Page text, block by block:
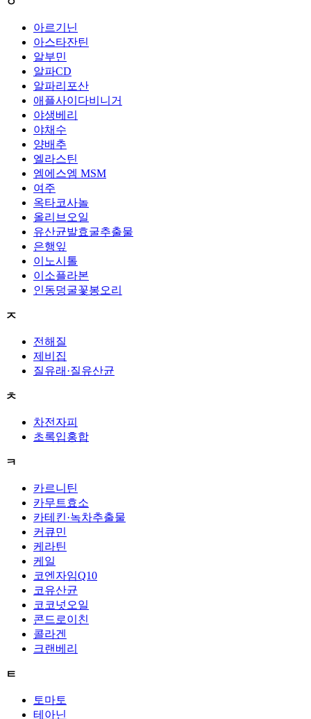
아르기닌
아스타잔틴
알부민
알파CD
알파리포산
애플사이다비니거
야생베리
야채수
양배추
엘라스틴
엠에스엠 MSM
여주
옥타코사놀
올리브오일
유산균발효굴추출물
은행잎
이노시톨
이소플라본
인동덩굴꽃봉오리
ㅈ
전해질
제비집
질유래·질유산균
ㅊ
차전자피
초록입홍합
ㅋ
카르니틴
카무트효소
카테킨·녹차추출물
커큐민
케라틴
케일
코엔자임Q10
코유산균
코코넛오일
콘드로이친
콜라겐
크랜베리
ㅌ
토마토
테아닌